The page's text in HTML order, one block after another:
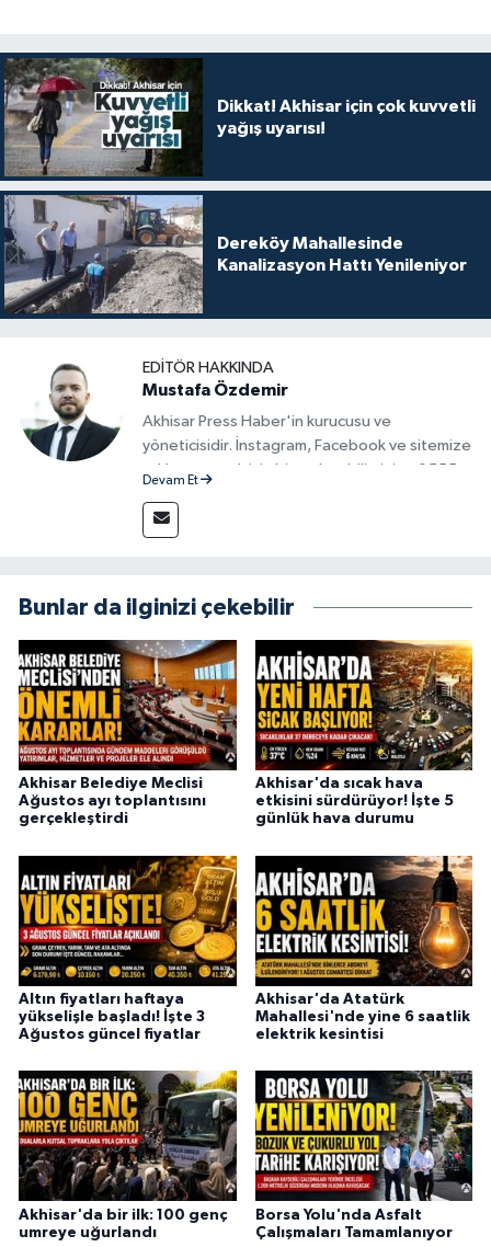
Dikkat! Akhisar için çok kuvvetli
yağış uyarısı!
Dereköy Mahallesinde
Kanalizasyon Hattı Yenileniyor
EDITÖR HAKKINDA
Mustafa Özdemir
Akhisar Press Haber'in kurucusu ve
yöneticisidir. İnstagram, Facebook ve sitemize
reklam vermek için bize ulaşabilirsiniz - 0555
Devam Et
Bunlar da ilginizi çekebilir
Akhisar Belediye Meclisi
Ağustos ayı toplantısını
gerçekleştirdi
Akhisar'da sıcak hava
etkisini sürdürüyor! İşte 5
günlük hava durumu
Altın fiyatları haftaya
yükselişle başladı! İşte 3
Ağustos güncel fiyatlar
Akhisar'da Atatürk
Mahallesi'nde yine 6 saatlik
elektrik kesintisi
Akhisar'da bir ilk: 100 genç
umreye uğurlandı
Borsa Yolu'nda Asfalt
Çalışmaları Tamamlanıyor